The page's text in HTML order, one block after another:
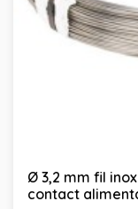
Ø 3,2 mm fil
contact